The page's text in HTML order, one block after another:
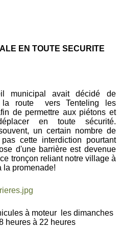
EN TOUTE SECURITE
municipal avait décidé de
la route vers Tenteling
les
de permettre aux piétons et
en toute sécurité.
un certain nombre de
cette interdiction pourtant
d'une barrière est devenue
tronçon reliant notre village à
la promenade!
à moteur les dimanches
heures à 22 heures